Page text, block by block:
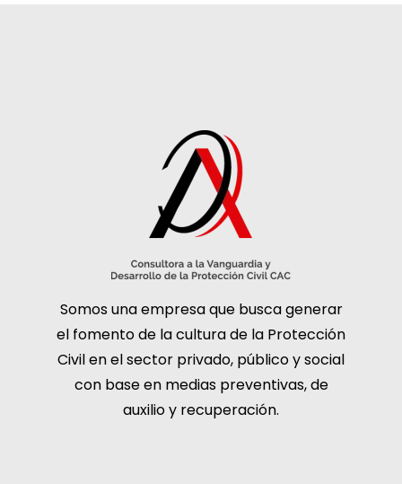
Somos una empresa que busca generar
el fomento de la cultura de la Protección
Civil en el sector privado, público y social
con base en medias preventivas, de
auxilio y recuperación.